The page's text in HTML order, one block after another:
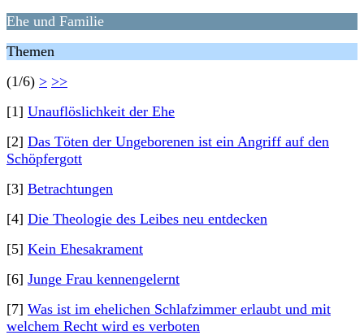
Ehe und Familie
Themen
(1/6) > >>
[1] Unauflöslichkeit der Ehe
[2] Das Töten der Ungeborenen ist ein Angriff auf den
Schöpfergott
[3] Betrachtungen
[4] Die Theologie des Leibes neu entdecken
[5] Kein Ehesakrament
[6] Junge Frau kennengelernt
[7] Was ist im ehelichen Schlafzimmer erlaubt und mit
welchem Recht wird es verboten